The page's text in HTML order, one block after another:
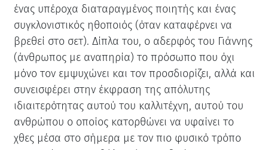
ένας υπέροχα διαταραγμένος ποιητής και ένας
συγκλονιστικός ηθοποιός (όταν καταφέρνει να
βρεθεί στο σετ). Δίπλα του, ο αδερφός του Γιάννης
(άνθρωπος με αναπηρία) το πρόσωπο που όχι
μόνο τον εμψυχώνει και τον προσδιορίζει, αλλά και
συνεισφέρει στην έκφραση της απόλυτης
ιδιαιτερότητας αυτού του καλλιτέχνη, αυτού του
ανθρώπου ο οποίος κατορθώνει να υφαίνει το
χθες μέσα στο σήμερα με τον πιο φυσικό τρόπο